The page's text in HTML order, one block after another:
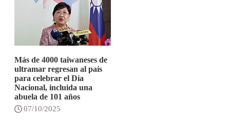
Más de 4000 taiwaneses de
ultramar regresan al país
para celebrar el Día
Nacional, incluida una
abuela de 101 años
07/10/2025